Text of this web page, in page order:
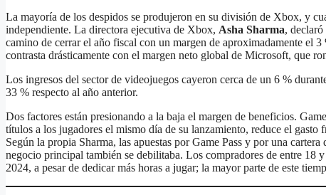
La mayoría de los despidos se produjeron en su división de Xbox, y
independiente. La directora ejecutiva de Xbox, Asha Sharma,
camino de cerrar el año fiscal con un margen de aproximadamente
contrasta drásticamente con el margen neto global de Microsoft, que
Los ingresos del sector de videojuegos cayeron cerca de un 6 %
33 % respecto al año anterior.
Dos factores están presionando a la baja el margen de beneficios.
títulos a los jugadores el mismo día de su lanzamiento, reduce el
Según la propia Sharma, las apuestas por Game Pass y por una
negocio principal también se debilitaba. Los compradores de entre 18
2024, a pesar de dedicar más horas a jugar; la mayor parte de este